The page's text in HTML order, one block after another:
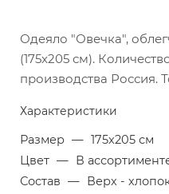
Одеяло "Овечка",
(175x205 см).
производства Россия.
Характеристики
Размер — 175х205 см
Цвет — В
Состав — Верх -